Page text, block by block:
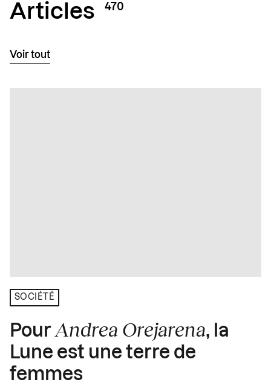
Articles 470
Voir tout
SOCIÉTÉ
Pour Andrea Orejarena, la
Lune est une terre de
femmes